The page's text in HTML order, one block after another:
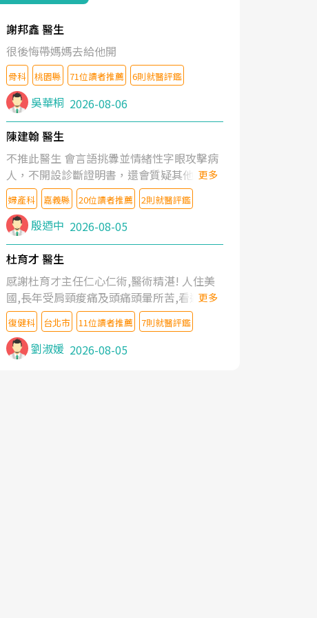
謝邦鑫 醫生
很後悔帶媽媽去給他開
骨科 桃園縣 71位讀者推薦 6則就醫評鑑
吳華桐 2026-08-06
陳建翰 醫生
不推此醫生 會言語挑釁並情緒性字眼攻擊病
人，不開設診斷證明書，還會質疑其他醫生
的判斷！
更多
婦產科 嘉義縣 20位讀者推薦 2則就醫評鑑
殷迺中 2026-08-05
杜育才 醫生
感謝杜育才主任仁心仁術,醫術精湛! 人住美
國,長年受肩頸痠痛及頭痛頭暈所苦,看遍名醫
教授,做了各種檢查,也嘗試過西醫打針,中醫
針灸及物理徒手治療都沒有用,後來連吃到嗎
啡類止痛藥都效果有限,只是壓症狀,沒多久就
痛起來,多年失眠嚴重影響生活品質. 台灣親
更多
復健科 台北市 11位讀者推薦 7則就醫評鑑
劉淑媛 2026-08-05